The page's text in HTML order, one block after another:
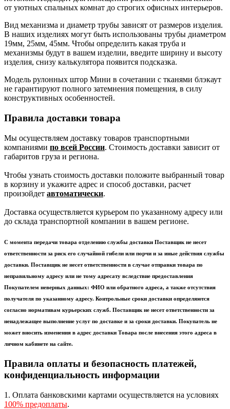
от уютных спальных комнат до строгих офисных интерьеров.
Вид механизма и диаметр трубы зависят от размеров изделия.
В наших изделиях могут быть использованы трубы диаметром
19мм, 25мм, 45мм. Чтобы определить какая труба и
механизмы будут в вашем изделии, введите ширину и высоту
изделия, снизу калькулятора появится подсказка.
Модель рулонных штор Мини в сочетании с тканями блэкаут
не гарантируют полного затемнения помещения, в силу
конструктивных особенностей.
Правила доставки товара
Мы осуществляем доставку товаров транспортными
компаниями по всей России. Стоимость доставки зависит от
габаритов груза и региона.
Чтобы узнать стоимость доставки положите выбранный товар
в корзину и укажите адрес и способ доставки, расчет
произойдет автоматически.
Доставка осуществляется курьером по указанному адресу или
до склада транспортной компании в вашем регионе.
С момента передачи товара отделению службы доставки Поставщик не несет
ответственности за риск его случайной гибели или порчи и за иные действия службы
доставки. Поставщик не несет ответственности в случае отправки товара по
неправильному адресу или не тому адресату вследствие предоставления
Покупателем неверных данных: ФИО или обратного адреса, а также отсутствия
получателя по указанному адресу. Контрольные сроки доставки определяются
согласно нормативам курьерских служб. Поставщик не несет ответственности за
ненадлежащее выполнение услуг по доставке и за сроки доставки. Покупатель не
может вносить изменения в адрес доставки Товара после внесения этого адреса в
личном кабинете на сайте.
Правила оплаты и безопасность платежей,
конфиденциальность информации
1. Оплата банковскими картами осуществляется на условиях
100% предоплаты.